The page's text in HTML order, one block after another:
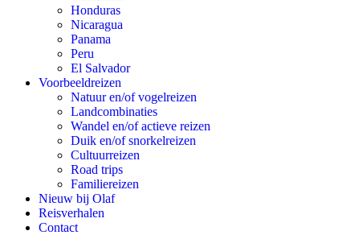
Honduras
Nicaragua
Panama
Peru
El Salvador
Voorbeeldreizen
Natuur en/of vogelreizen
Landcombinaties
Wandel en/of actieve reizen
Duik en/of snorkelreizen
Cultuurreizen
Road trips
Familiereizen
Nieuw bij Olaf
Reisverhalen
Contact